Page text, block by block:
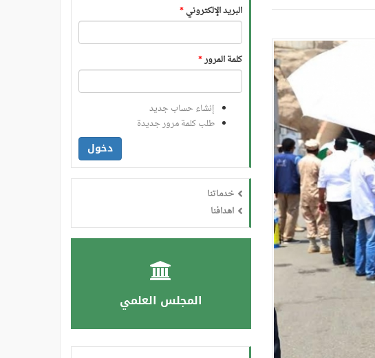
البريد الإلكتروني*
كلمة المرور*
إنشاء حساب جديد
طلب كلمة مرور جديدة
دخول
خدماتنا
اهدافنا
المجلس العلمي